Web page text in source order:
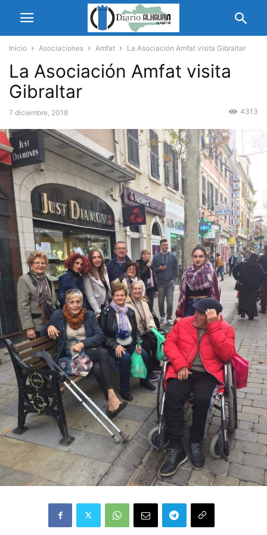
Inicio Asociaciones Amfat La Asociación Amfat visita Gibraltar
La Asociación Amfat visita
Gibraltar
7 diciembre, 2018 4313